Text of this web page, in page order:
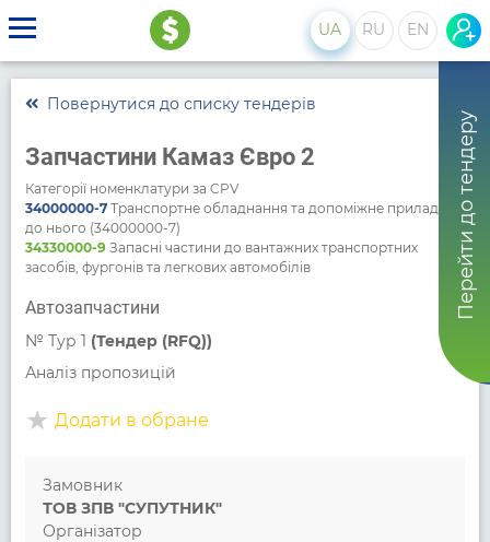
UA RU EN
Перейти до тендеру
Повернутися до списку тендерів
Запчастини Камаз Євро 2
Категорії номенклатури за CPV
34000000-7Транспортне обладнання та допоміжне приладдя
до нього (34000000-7)
34330000-9Запасні частини до вантажних транспортних
засобів, фургонів та легкових автомобілів
Автозапчастини
№ Тур 1 (Тендер (RFQ))
Аналіз пропозицій
Додати в обране
Замовник
ТОВ ЗПВ "СУПУТНИК"
Організатор